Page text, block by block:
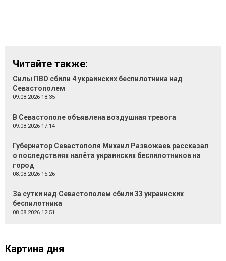
Читайте также:
Силы ПВО сбили 4 украинских беспилотника над
Севастополем
09.08.2026 18:35
В Севастополе объявлена воздушная тревога
09.08.2026 17:14
Губернатор Севастополя Михаил Развожаев рассказал
о последствиях налёта украинских беспилотников на
город
08.08.2026 15:26
За сутки над Севастополем сбили 33 украинских
беспилотника
08.08.2026 12:51
Картина дня